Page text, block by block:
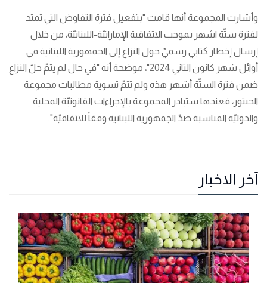
وأشارت المجموعة أنها قامت "بتفعيل فترة التفاوض التي تمتد
لفترة ستّة اشهر بموجب الاتفاقية الإماراتيّة-اللبنانيّة، من خلال
إرسال إخطار كتابي رسميّ حول النزاع إلى الجمهورية اللبنانية في
أوائل شهر كانون الثاني 2024"، موضحة أنه "في حال لم يتمّ حلّ النزاع
ضمن فترة الستّة أشهر هذه ولم تتمّ تسوية مطالبات مجموعة
الحبتور، فعندها ستبادر المجموعة بالإجراءات القانونيّة المحلية
والدوليّة المناسبة ضدّ الجمهورية اللبنانية وفقاً للاتفاقيّة".
آخر الاخبار